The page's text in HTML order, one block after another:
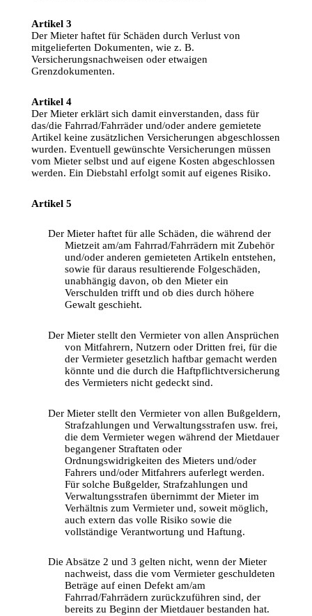
Artikel 3
Der Mieter haftet für Schäden durch Verlust von
mitgelieferten Dokumenten
Versicherungsnachweisen oder etwaigen
Grenzdokumenten.
Artikel 4
Der Mieter erklärt sich damit einverstanden, dass für
das/die Fahrrad/Fahrräder und/oder andere gemietete
Artikel keine zusätzlichen Versicherungen abgeschlossen
wurden. Eventuell gewünschte Versicherungen müssen
vom Mieter selbst und auf eigene Kosten abgeschlossen
werden. Ein Diebstahl erfolgt somit auf eigenes Risiko.
Artikel 5
Der Mieter haftet für alle Schäden, die während
der
Mietzeit am/am Fahrrad/Fahrrädern mit Zubehör
und/oder anderen gemieteten Artikeln entstehen
sowie für daraus resultierende Folgeschäden
unabhängig davon, ob den Mieter ein
Verschulden trifft und ob dies durch höhere
Gewalt geschieht.
Der Mieter stellt den Vermieter von allen Ansprüchen
von Mitfahrern, Nutzern oder Dritten frei, für die
der Vermieter gesetzlich haftbar gemacht
könnte und die durch die Haftpflichtversicherung
des Vermieters nicht gedeckt sind.
Der Mieter stellt den Vermieter von allen Bußgeldern
Strafzahlungen und Verwaltungsstrafen usw. frei,
die dem Vermieter wegen während der Mietdauer
begangener Straftaten oder
Ordnungswidrigkeiten des Mieters und/oder
Fahrers und/oder Mitfahrers auferlegt
Für solche Bußgelder, Strafzahlungen und
Verwaltungsstrafen übernimmt der Mieter im
Verhältnis zum Vermieter und, soweit möglich
auch extern das volle Risiko sowie
vollständige Verantwortung und Haftung.
Die Absätze 2 und 3 gelten nicht, wenn
der Mieter
nachweist, dass die vom Vermieter geschuldeten
Beträge auf einen Defekt am/am
Fahrrad/Fahrrädern zurückzuführen sind
, der
bereits zu Beginn der Mietdauer bestanden hat.